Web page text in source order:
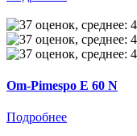
Om-Pimespo E 60 N
Подробнее